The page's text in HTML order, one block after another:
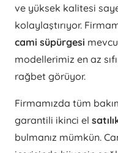
ve yüksek kalitesi
kolaylaştırıyor.
cami süpürgesi
modellerimiz en az
rağbet görüyor.
Firmamızda tüm
garantili ikinci el
bulmanız mümkün.